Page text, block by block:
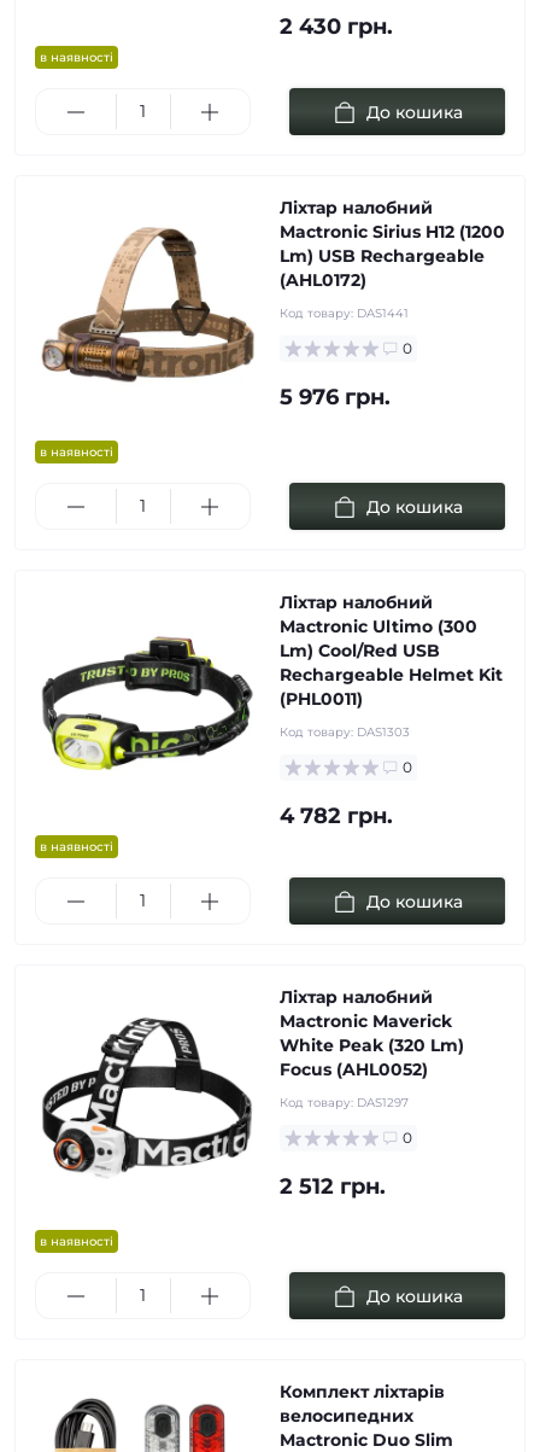
в наявності
2 430 грн.
До кошика
в наявності
Ліхтар налобний
Mactronic Sirius H12 (1200
Lm) USB Rechargeable
(AHL0172)
Код товару: DAS1441
0
5 976 грн.
До кошика
в наявності
Ліхтар налобний
Mactronic Ultimo (300
Lm) Cool/Red USB
Rechargeable Helmet Kit
(PHL0011)
Код товару: DAS1303
0
4 782 грн.
До кошика
в наявності
Ліхтар налобний
Mactronic Maverick
White Peak (320 Lm)
Focus (AHL0052)
Код товару: DAS1297
0
2 512 грн.
До кошика
Комплект ліхтарів
велосипедних
Mactronic Duo Slim